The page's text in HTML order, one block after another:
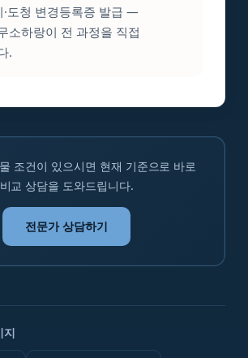
·도청 변경등록증 발급 —
소하랑이 전 과정을 직접
.
조건이 있으시면 현재 기준으로 바로
비교 상담을 도와드립니다.
전문가 상담하기
지